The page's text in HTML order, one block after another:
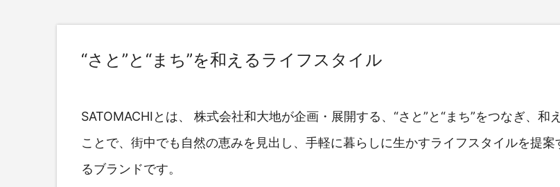
“さと”と“まち”を和えるライフスタイル
SATOMACHIとは、 株式会社和大地が企画・展開する、“さと”と“まち”をつなぎ、和
ことで、街中でも自然の恵みを見出し、手軽に暮らしに生かすライフスタイルを提案
るブランドです。